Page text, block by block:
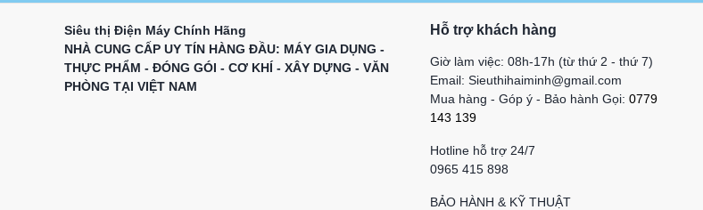
Siêu thị Điện Máy Chính Hãng
NHÀ CUNG CẤP UY TÍN HÀNG ĐẦU: MÁY GIA DỤNG -
THỰC PHẨM - ĐÓNG GÓI - CƠ KHÍ - XÂY DỰNG - VĂN
PHÒNG TẠI VIỆT NAM
Hỗ trợ khách hàng
Giờ làm việc: 08h-17h (từ thứ 2 - thứ 7)
Email: Sieuthihaiminh@gmail.com
Mua hàng - Góp ý - Bảo hành Gọi: 0779
143 139
Hotline hỗ trợ 24/7
0965 415 898
BẢO HÀNH & KỸ THUẬT